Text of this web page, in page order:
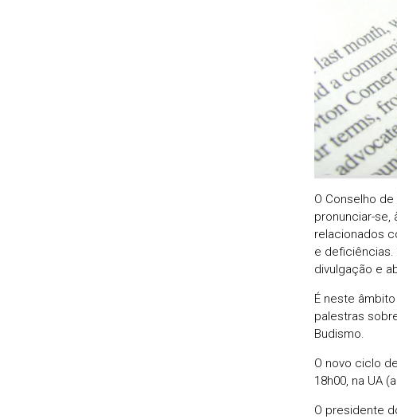
O Conselho
pronunciar-se,
relacionados
e deficiências.
divulgação e
É neste
palestras
Budismo.
O novo ciclo
18h00, na UA
O presidente